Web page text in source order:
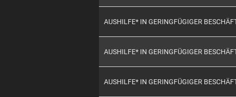
AUSHILFE* IN GERINGFÜGIGER
AUSHILFE* IN GERINGFÜGIGER
AUSHILFE* IN GERINGFÜGIGER